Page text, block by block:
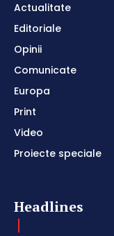
Actualitate
Editoriale
Opinii
Comunicate
Europa
Print
Video
Proiecte speciale
Headlines